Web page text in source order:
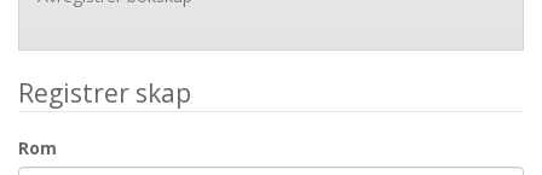
Registrer skap
Rom